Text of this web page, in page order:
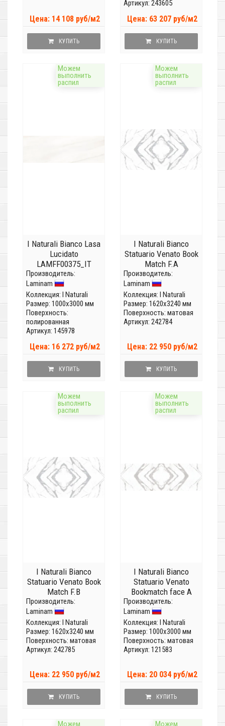
Цена: 14 108 руб/м2
КУПИТЬ
Артикул: 243605
Цена: 63 207 руб/м2
КУПИТЬ
Можем
выполнить
распил
I Naturali Bianco Lasa
Lucidato
LAMFF00375_IT
(Толщина 5,6мм)
Производитель:
Laminam
Коллекция: I Naturali
Размер: 1000x3000 мм
Поверхность:
полированная
Артикул: 145978
Цена: 16 272 руб/м2
КУПИТЬ
Можем
выполнить
распил
I Naturali Bianco
Statuario Venato Book
Match F.A
LAMF0M0032_IT
(Толщина 5,6 мм)
Производитель:
Laminam
Коллекция: I Naturali
Размер: 1620x3240 мм
Поверхность: матовая
Артикул: 242784
Цена: 22 950 руб/м2
КУПИТЬ
Можем
выполнить
распил
I Naturali Bianco
Statuario Venato Book
Match F.B
LAMF0M0033_IT
(Толщина 5,6 мм)
Производитель:
Laminam
Коллекция: I Naturali
Размер: 1620x3240 мм
Поверхность: матовая
Артикул: 242785
Цена: 22 950 руб/м2
КУПИТЬ
Можем
выполнить
распил
I Naturali Bianco
Statuario Venato
Bookmatch face A
LAMF0M0020_IT
(Толщина 5,6мм)
Производитель:
Laminam
Коллекция: I Naturali
Размер: 1000x3000 мм
Поверхность: матовая
Артикул: 121583
Цена: 20 034 руб/м2
КУПИТЬ
Можем Можем